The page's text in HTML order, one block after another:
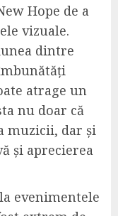
Hope de a
vizuale.
dintre
atrage un
nu doar că
muzicii, dar și
și aprecierea
evenimentele